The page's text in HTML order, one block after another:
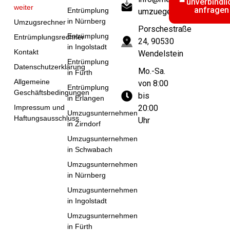
weiter
Umzugsrechner
Entrümplungsrechner
Kontakt
Datenschutzerklärung
Allgemeine
Geschäftsbedingungen
Impressum und
Haftungsausschluss
Entrümplung
in Nürnberg
Entrümplung
in Ingolstadt
Entrümplung
in Fürth
Entrümplung
in Erlangen
Umzugsunternehmen
in Zirndorf
Umzugsunternehmen
in Schwabach
Umzugsunternehmen
in Nürnberg
Umzugsunternehmen
in Ingolstadt
Umzugsunternehmen
in Fürth
umzuege.de
Porschestraße
24, 90530
Wendelstein
Mo.-Sa.
von 8:00
bis
20:00
Uhr
anfragen